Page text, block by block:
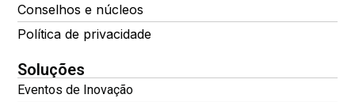
Conselhos e núcleos
Política de privacidade
Soluções
Eventos de Inovação